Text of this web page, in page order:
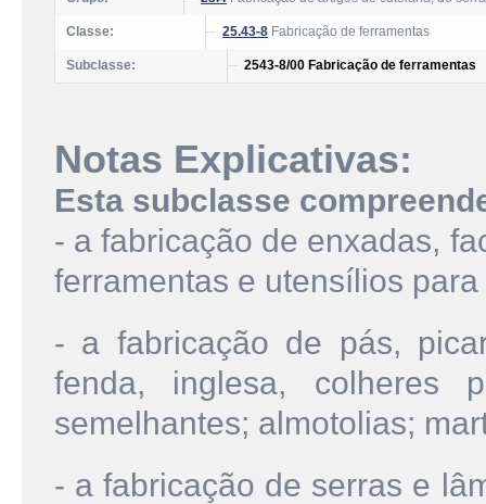
Classe: 25.43-8 Fabricação de ferramentas
Subclasse: 2543-8/00 Fabricação de ferramentas
Notas Explicativas:
Esta subclasse
- a fabricação de enxadas,
ferramentas e utensílios
- a fabricação de pás,
fenda, inglesa, colheres
semelhantes; almotolias;
- a fabricação de serras e